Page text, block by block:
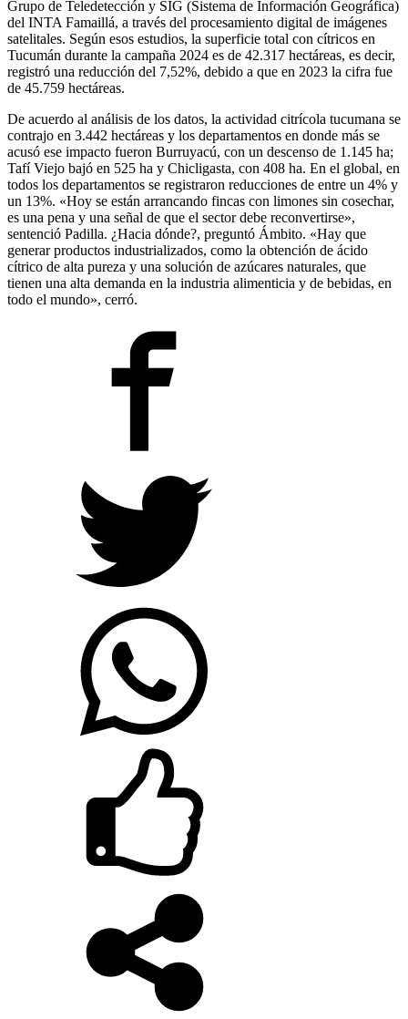
Grupo de Teledetección y SIG (Sistema de Información Geográfica)
del INTA Famaillá, a través del procesamiento digital de imágenes
satelitales. Según esos estudios, la superficie total con cítricos en
Tucumán durante la campaña 2024 es de 42.317 hectáreas, es decir,
registró una reducción del 7,52%, debido a que en 2023 la cifra fue
de 45.759 hectáreas.
De acuerdo al análisis de los datos, la actividad citrícola tucumana se
contrajo en 3.442 hectáreas y los departamentos en donde más se
acusó ese impacto fueron Burruyacú, con un descenso de 1.145 ha;
Tafí Viejo bajó en 525 ha y Chicligasta, con 408 ha. En el global, en
todos los departamentos se registraron reducciones de entre un 4% y
un 13%. «Hoy se están arrancando fincas con limones sin cosechar,
es una pena y una señal de que el sector debe reconvertirse»,
sentenció Padilla. ¿Hacia dónde?, preguntó Ámbito. «Hay que
generar productos industrializados, como la obtención de ácido
cítrico de alta pureza y una solución de azúcares naturales, que
tienen una alta demanda en la industria alimenticia y de bebidas, en
todo el mundo», cerró.